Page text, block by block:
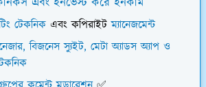
টেকনিক এবং কপিরাইটম্যানেজমেন্ট
বিজনেস স্যুইট, মেটা অ্যাডস অ্যাপ ও